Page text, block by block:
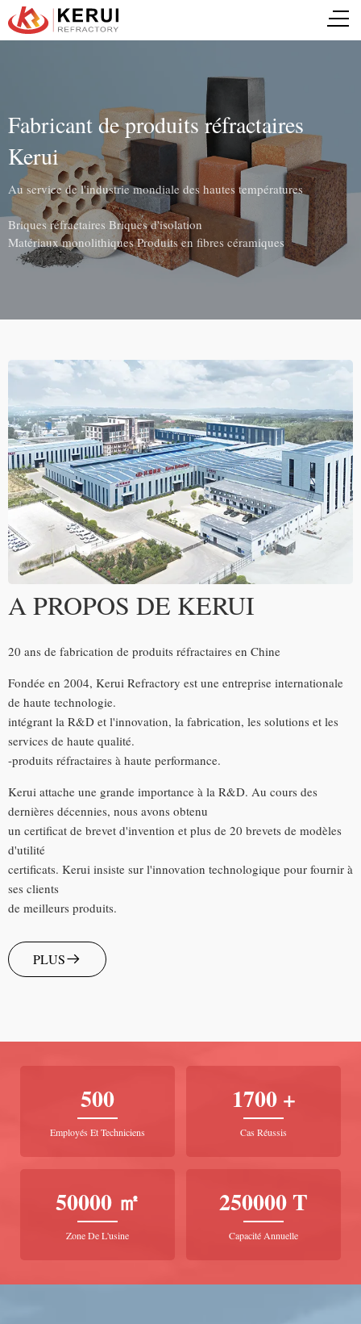
Fabricant de produits réfractaires
Kerui
Au service de l'industrie mondiale des hautes températures
Briques réfractaires Briques d'isolation
Matériaux monolithiques Produits en fibres céramiques
A PROPOS DE KERUI
20 ans de fabrication de produits réfractaires en Chine
Fondée en 2004, Kerui Refractory est une entreprise internationale
de haute technologie.
intégrant la R&D et l'innovation, la fabrication, les solutions et les
services de haute qualité.
-produits réfractaires à haute performance.
Kerui attache une grande importance à la R&D. Au cours des
dernières décennies, nous avons obtenu
un certificat de brevet d'invention et plus de 20 brevets de modèles
d'utilité
certificats. Kerui insiste sur l'innovation technologique pour fournir à
ses clients
de meilleurs produits.
PLUS
500
Employés Et Techniciens
1700 +
Cas Réussis
50000 ㎡
Zone De L'usine
250000 T
Capacité Annuelle